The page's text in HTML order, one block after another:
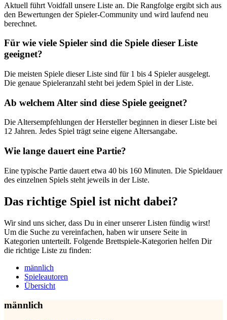
Aktuell führt Voidfall unsere Liste an. Die Rangfolge ergibt sich aus
den Bewertungen der Spieler-Community und wird laufend neu
berechnet.
Für wie viele Spieler sind die Spiele dieser Liste
geeignet?
Die meisten Spiele dieser Liste sind für 1 bis 4 Spieler ausgelegt.
Die genaue Spieleranzahl steht bei jedem Spiel in der Liste.
Ab welchem Alter sind diese Spiele geeignet?
Die Altersempfehlungen der Hersteller beginnen in dieser Liste bei
12 Jahren. Jedes Spiel trägt seine eigene Altersangabe.
Wie lange dauert eine Partie?
Eine typische Partie dauert etwa 40 bis 160 Minuten. Die Spieldauer
des einzelnen Spiels steht jeweils in der Liste.
Das richtige Spiel ist nicht dabei?
Wir sind uns sicher, dass Du in einer unserer Listen fündig wirst!
Um die Suche zu vereinfachen, haben wir unsere Seite in
Kategorien unterteilt. Folgende Brettspiele-Kategorien helfen Dir
die richtige Liste zu finden:
männlich
Spieleautoren
Übersicht
männlich